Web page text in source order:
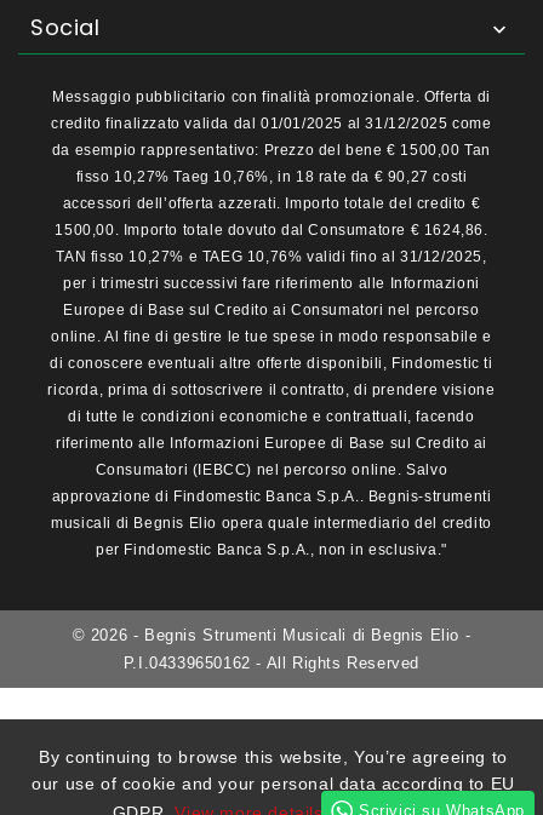
Social 
By continuing to browse this website, You’re agreeing to
our use of cookie and your personal data according to EU
Messaggio pubblicitario con finalità promozionale. Offerta di
credito finalizzato valida dal 01/01/2025 al 31/12/2025 come
da esempio rappresentativo: Prezzo del bene € 1500,00 Tan
fisso 10,27% Taeg 10,76%, in 18 rate da € 90,27 costi
accessori dell’offerta azzerati. Importo totale del credito €
1500,00. Importo totale dovuto dal Consumatore € 1624,86.
TAN fisso 10,27% e TAEG 10,76% validi fino al 31/12/2025,
per i trimestri successivi fare riferimento alle Informazioni
Europee di Base sul Credito ai Consumatori nel percorso
online. Al fine di gestire le tue spese in modo responsabile e
di conoscere eventuali altre offerte disponibili, Findomestic ti
ricorda, prima di sottoscrivere il contratto, di prendere visione
di tutte le condizioni economiche e contrattuali, facendo
riferimento alle Informazioni Europee di Base sul Credito ai
Consumatori (IEBCC) nel percorso online. Salvo
approvazione di Findomestic Banca S.p.A.. Begnis-strumenti
musicali di Begnis Elio opera quale intermediario del credito
per Findomestic Banca S.p.A., non in esclusiva."
© 2026 - Begnis Strumenti Musicali di Begnis Elio -
P.I.04339650162 - All Rights Reserved
Scrivici su WhatsApp